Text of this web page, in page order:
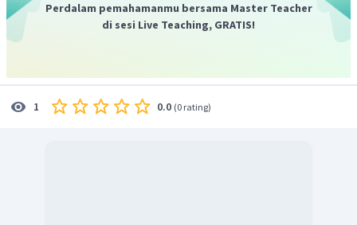
Perdalam pemahamanmu bersama Master Teacher
di sesi Live Teaching, GRATIS!
1 0.0 (0 rating)